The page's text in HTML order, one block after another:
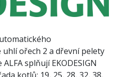
uhlí ořech 2 a dřevní pelety
splňují EKODESIGN